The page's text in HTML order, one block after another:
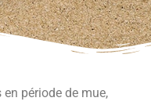
période de mue,